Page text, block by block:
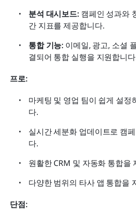
분석 대시보드: 캠페인 성과와
간 지표를 제공합니다.
통합 기능: 이메일, 광고, 소셜
결되어 통합 실행을 지원합니
프로:
마케팅 및 영업 팀이 쉽게 설정
다.
실시간 세분화 업데이트로 캠
다.
원활한 CRM 및 자동화 통합을
다양한 범위의 타사 앱 통합을
단점: